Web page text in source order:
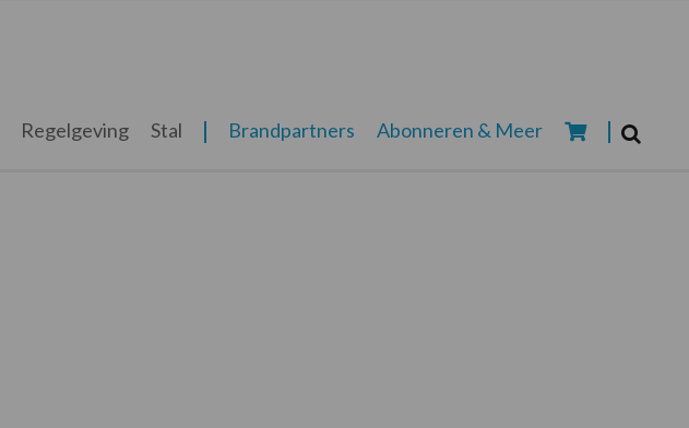
Regelgeving Stal Brandpartners Abonneren & Meer